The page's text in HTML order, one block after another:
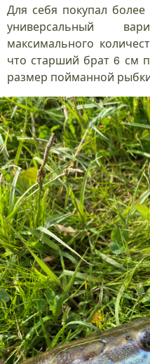
Для себя покупал
универсальный
максимального
что старший брат 6 см
размер пойманной